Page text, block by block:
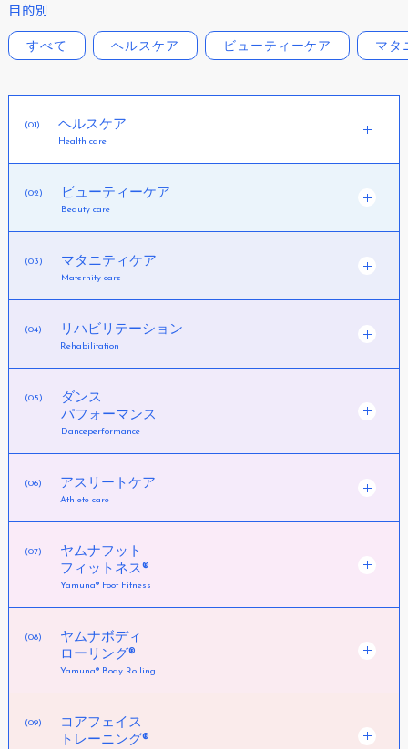
目的別
すべて ヘルスケア ビューティーケア マタ
(01) ヘルスケア
Health care
(02) ビューティーケア
Beauty care
(03) マタニティケア
Maternity care
(04) リハビリテーション
Rehabilitation
(05)
ダンス
パフォーマンス
Danceperformance
(06) アスリートケア
Athlete care
(07)
ヤムナフット
フィットネス®
Yamuna® Foot Fitness
(08)
ヤムナボディ
ローリング®
Yamuna® Body Rolling
(09)
コアフェイス
トレーニング®︎